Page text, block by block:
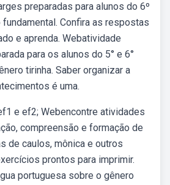
preparadas para alunos do 6º
fundamental. Confira as respostas
e aprenda. Webatividade
para os alunos do 5° e 6°
tirinha. Saber organizar a
é uma.
e ef2; Webencontre atividades
compreensão e formação de
de caulos, mônica e outros
prontos para imprimir.
portuguesa sobre o gênero